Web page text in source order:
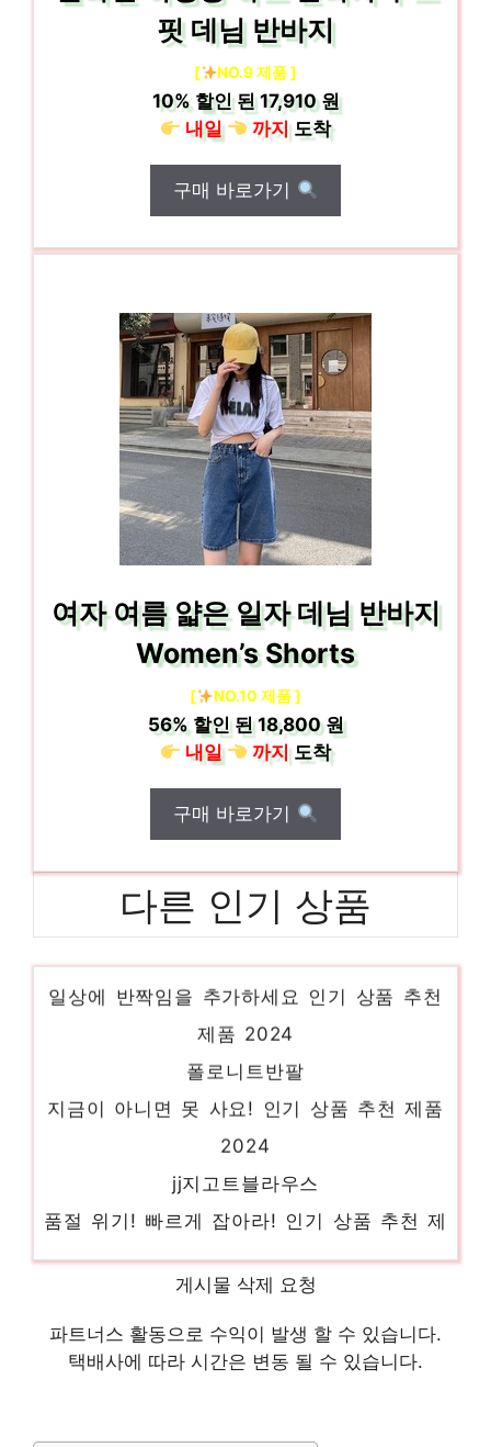
핏 데님 반바지
[ NO.9 제품 ]
10%할인 된17,910 원
내일
까지도착
구매 바로가기
여자 여름 얇은 일자 데님 반바지
Women’s Shorts
[ NO.10 제품 ]
56%할인 된18,800 원
내일
까지도착
구매 바로가기
다른 인기 상품
베스띠벨리
제품 2024
폴로니트반팔
지금이 아니면 못 사요! 인기 상품 추천 제품
2024
품절 위기! 빠르게 잡아라! 인기 상품 추천 제
품 2024
여름니트조끼
품 2024
게시물 삭제 요청
파트너스 활동으로 수익이 발생 할 수 있습니다.
택배사에 따라 시간은 변동 될 수 있습니다.